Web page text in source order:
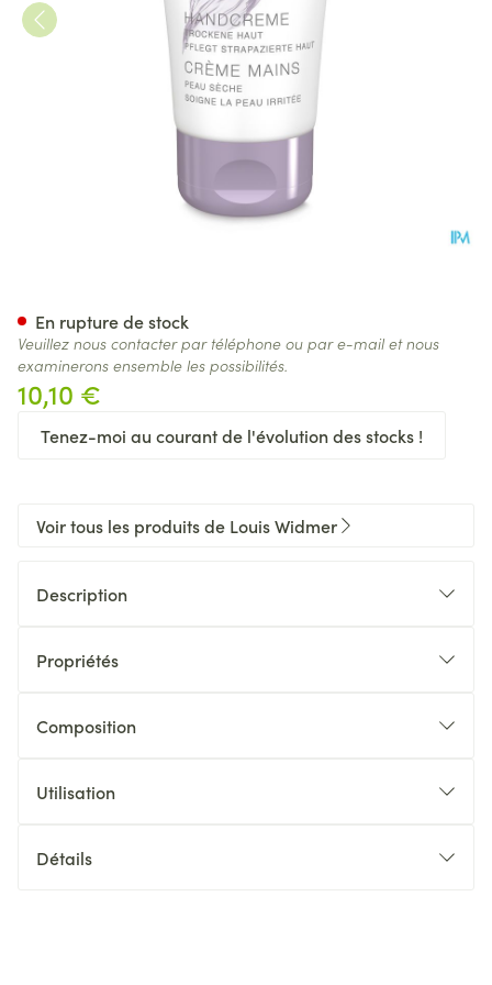
10,10 €
Tenez-moi au courant de l'évolution des stocks !
En rupture de stock
Veuillez nous contacter par téléphone ou par e-mail et nous
examinerons ensemble les possibilités.
Voir tous les produits de Louis Widmer
Description
Propriétés
Composition
Utilisation
Détails